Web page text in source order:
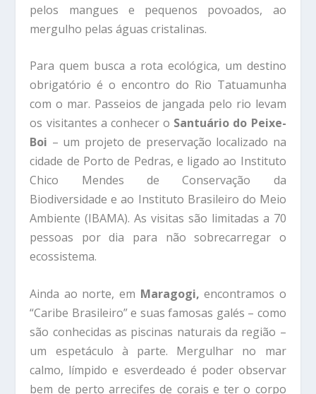
pelos mangues e pequenos povoados, ao
mergulho pelas águas cristalinas.
Para quem busca a rota ecológica, um destino
obrigatório é o encontro do Rio Tatuamunha
com o mar. Passeios de jangada pelo rio levam
os visitantes a conhecer o Santuário do Peixe-
Boi – um projeto de preservação localizado na
cidade de Porto de Pedras, e ligado ao Instituto
Chico Mendes de Conservação da
Biodiversidade e ao Instituto Brasileiro do Meio
Ambiente (IBAMA). As visitas são limitadas a 70
pessoas por dia para não sobrecarregar o
ecossistema.
Ainda ao norte, em Maragogi, encontramos o
“Caribe Brasileiro” e suas famosas galés – como
são conhecidas as piscinas naturais da região –
um espetáculo à parte. Mergulhar no mar
calmo, límpido e esverdeado é poder observar
bem de perto arrecifes de corais e ter o corpo